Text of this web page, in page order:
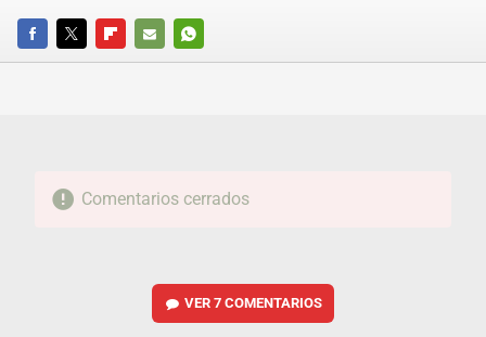
FACEBOOKTWITTERFLIPBOARD
E-
WHATSAPP
Comentarios cerrados
VER7 COMENTARIOS